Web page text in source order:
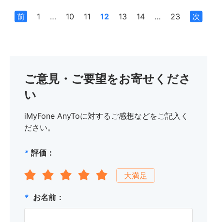
前
1 … 10 11 12 13 14 … 23
次
ご意見・ご要望をお寄せくださ
い
iMyFone AnyToに対するご感想などをご記入く
ださい。
* 評価：
大満足
* お名前：